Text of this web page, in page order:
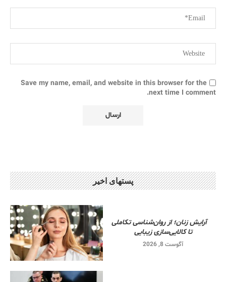
Save my name, email, and website in this browser for the
next time I comment.
پستهای اخیر
آرایش زنان؛ از روان‌شناسی تکاملی
تا کالایی‌سازی زیبایی
آگوست 8, 2026